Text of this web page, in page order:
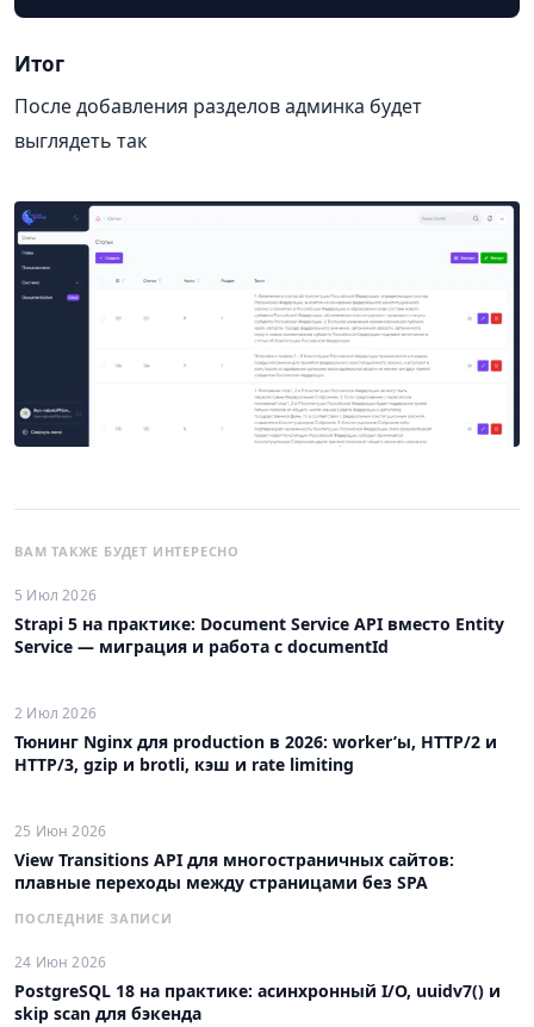
Итог
После добавления разделов админка будет
выглядеть так
ВАМ ТАКЖЕ БУДЕТ ИНТЕРЕСНО
5 Июл 2026
Strapi 5 на практике: Document Service API вместо Entity
Service — миграция и работа с documentId
2 Июл 2026
Тюнинг Nginx для production в 2026: worker’ы, HTTP/2 и
HTTP/3, gzip и brotli, кэш и rate limiting
25 Июн 2026
View Transitions API для многостраничных сайтов:
плавные переходы между страницами без SPA
ПОСЛЕДНИЕ ЗАПИСИ
24 Июн 2026
PostgreSQL 18 на практике: асинхронный I/O, uuidv7() и
skip scan для бэкенда